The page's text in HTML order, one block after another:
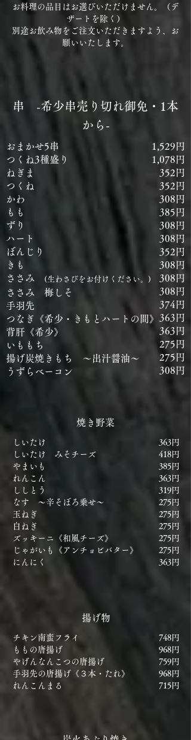
お料理の品目はお選びいただけません。（デ
ザートを除く）
別途お飲み物をご注文いただきますよう、お
願いいたします。
​串 -希少串売り切れ御免・1本
から-
おまかせ5串
つくね3種盛り
ねぎま
つくね
かわ
もも
ずり
ハート
ぼんじり
きも
ささみ
(生わさびをお付けください。)
ささみ 梅しそ
手羽先
つなぎ《希少・きもとハートの間》
​背肝《希少》
いももち
揚げ炭焼きもち ～出汁醤油～
うずらベーコン
1,529円
1,078円
352円
352円
308円
385円
308円
308円
352円
308円
308円
308円
374円
363円
363円
275円
275円
308円
​焼き野菜
しいたけ
しいたけ みそチーズ
やまいも
れんこん
ししとう
なす ～辛そぼろ乗せ～
玉ねぎ
白ねぎ
ズッキーニ《和風チーズ》
じゃがいも《アンチョビバター》
にんにく
363円
418円
385円
363円
319円
275円
275円
275円
275円
275円
363円
揚げ物
チキン南蛮フライ
ももの唐揚げ
やげんなんこつの唐揚げ
手羽先の唐揚げ《３本・たれ》
れんこんまる
748円
968円
759円
968円
715円